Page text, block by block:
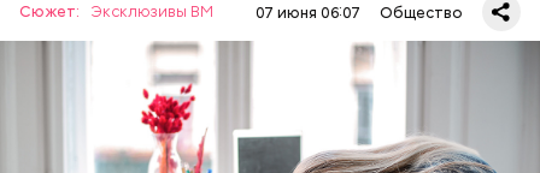
Сюжет: Эксклюзивы ВМ 07 июня 06:07 Общество
Уберут отеки и улучшат зрение:
диетолог Соломатина рассказала
о пользе кабачков
Кабачки, тушеные с курицей
Как приготовить домашний
майонез: три простых рецепта
Эндокринолог Куликова
объяснила, в чем заключается
польза сезонных овощей и